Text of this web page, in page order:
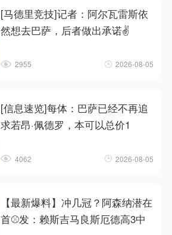
[马德里竞技]记者：阿尔瓦雷斯依
然想去巴萨，后者做出承诺✌️
2955 2026-08-05
[信息速览]每体：巴萨已经不再追
求若昂·佩德罗，本可以总价1
4062 2026-08-05
【最新爆料】冲几冠？阿森纳潜在
首⚾发：赖斯吉马良斯厄德高3中